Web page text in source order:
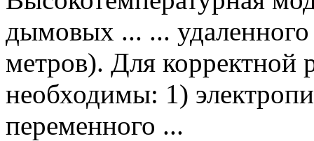
дымовых ... ...
метров). Для корректной
необходимы: 1)
переменного ...